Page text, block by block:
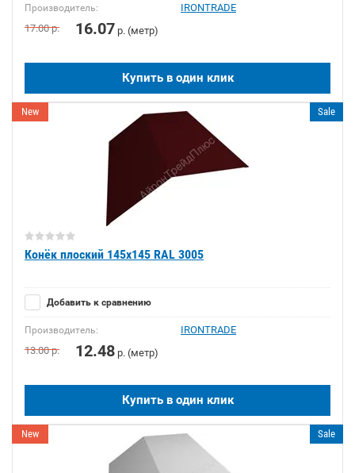
Производитель:
IRONTRADE
17.00р. 16.07 р. (метр)
Купить в один клик
New Sale
Конёк плоский 145х145 RAL 3005
Добавить к сравнению
Производитель:
IRONTRADE
13.00р. 12.48 р. (метр)
Купить в один клик
New Sale